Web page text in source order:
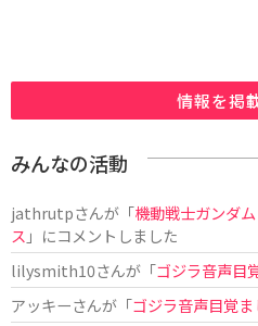
情報を掲
みんなの活動
jathrutpさんが「機動戦士ガンダ
ス 」にコメントしました
lilysmith10さんが「ゴジラ音声目
アッキーさんが「ゴジラ音声目覚